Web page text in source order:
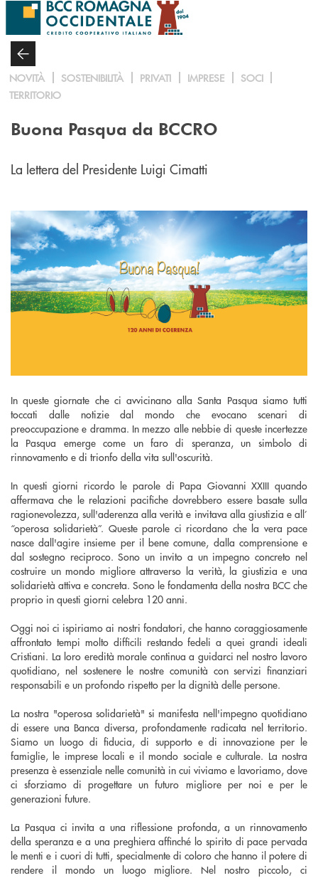
Salta al contenuto principale
NOVITÀ SOSTENIBILITÀ PRIVATI IMPRESE
SOCI
TERRITORIO
Buona Pasqua da BCCRO
La lettera del Presidente Luigi Cimatti
In queste giornate che ci avvicinano alla Santa Pasqua siamo tutti
toccati dalle notizie dal mondo che evocano scenari di
preoccupazione e dramma. In mezzo alle nebbie di queste incertezze
la Pasqua emerge come un faro di speranza, un simbolo di
rinnovamento e di trionfo della vita sull'oscurità.
In questi giorni ricordo le parole di Papa Giovanni XXIII quando
affermava che le relazioni pacifiche dovrebbero essere basate sulla
ragionevolezza, sull'aderenza alla verità e invitava alla giustizia e all’
“operosa solidarietà”. Queste parole ci ricordano che la vera pace
nasce dall'agire insieme per il bene comune, dalla comprensione e
dal sostegno reciproco. Sono un invito a un impegno concreto nel
costruire un mondo migliore attraverso la verità, la giustizia e una
solidarietà attiva e concreta. Sono le fondamenta della nostra BCC che
proprio in questi giorni celebra 120 anni.
Oggi noi ci ispiriamo ai nostri fondatori, che hanno coraggiosamente
affrontato tempi molto difficili restando fedeli a quei grandi ideali
Cristiani. La loro eredità morale continua a guidarci nel nostro lavoro
quotidiano, nel sostenere le nostre comunità con servizi finanziari
responsabili e un profondo rispetto per la dignità delle persone.
La nostra "operosa solidarietà" si manifesta nell'impegno quotidiano
di essere una Banca diversa, profondamente radicata nel territorio.
Siamo un luogo di fiducia, di supporto e di innovazione per le
famiglie, le imprese locali e il mondo sociale e culturale. La nostra
presenza è essenziale nelle comunità in cui viviamo e lavoriamo, dove
ci sforziamo di progettare un futuro migliore per noi e per le
generazioni future.
La Pasqua ci invita a una riflessione profonda, a un rinnovamento
della speranza e a una preghiera affinché lo spirito di pace pervada
le menti e i cuori di tutti, specialmente di coloro che hanno il potere di
rendere il mondo un luogo migliore. Nel nostro piccolo, ci